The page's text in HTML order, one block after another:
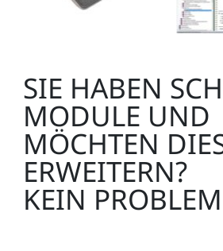
SIE HABEN
MODULE UND
MÖCHTEN
ERWEITERN?
KEIN